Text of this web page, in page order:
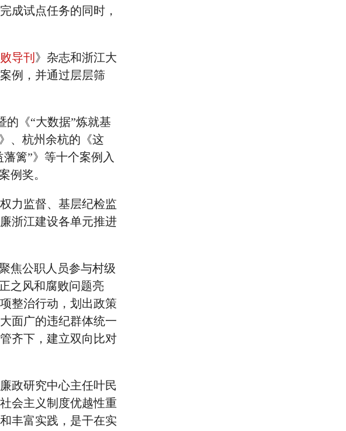
试点任务的同时，
导刊 》杂志和浙江大
例，并通过层层筛
《“大数据”炼就基
》、杭州余杭的《这
藩篱”》等十个案例入
例奖。
力监督、基层纪检监
浙江建设各单元推进
焦公职人员参与村级
之风和腐败问题亮
整治行动，划出政策
面广的违纪群体统一
齐下，建立双向比对
政研究中心主任叶民
会主义制度优越性重
丰富实践，是干在实